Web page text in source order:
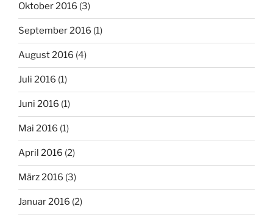
Oktober 2016 (3)
September 2016 (1)
August 2016 (4)
Juli 2016 (1)
Juni 2016 (1)
Mai 2016 (1)
April 2016 (2)
März 2016 (3)
Januar 2016 (2)